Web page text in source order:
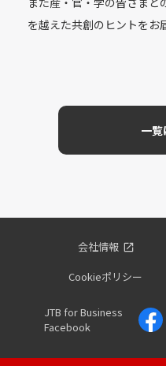
を越えた共創のヒントをお
一覧
会社情報
Cookieポリシー
JTB for Business
Facebook